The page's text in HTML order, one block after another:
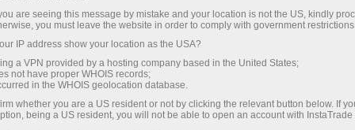
Cuti Umum dan
dunia
are seeing this message by mistake and your location is not the US, kindly
you must leave the website in order to comply with government
IP address show your location as the USA?
a VPN provided by a hosting company based in the United States;
not have proper WHOIS records;
in the WHOIS geolocation database.
whether you are a US resident or not by clicking the relevant button below. If
being a US resident, you will not be able to open an account with InstaTrade